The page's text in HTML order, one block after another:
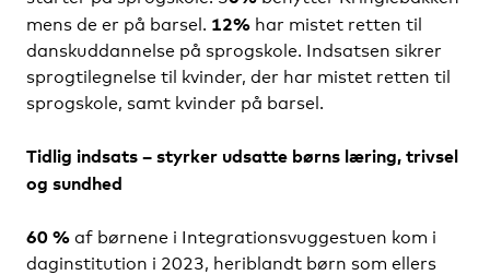
mens de er på barsel. 12% har mistet retten til
danskuddannelse på sprogskole. Indsatsen sikrer
sprogtilegnelse til kvinder, der har mistet retten til
sprogskole, samt kvinder på barsel.
Tidlig indsats – styrker udsatte børns læring, trivsel
og sundhed
60 % af børnene i Integrationsvuggestuen kom i
daginstitution i 2023, heriblandt børn som ellers